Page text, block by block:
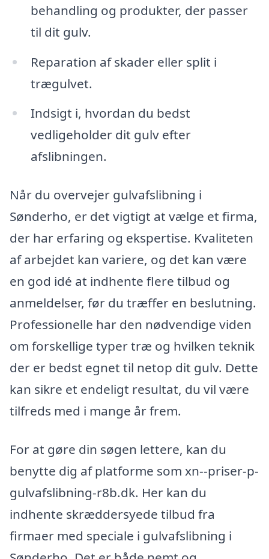
behandling og produkter, der passer
til dit gulv.
Reparation af skader eller split i
trægulvet.
Indsigt i, hvordan du bedst
vedligeholder dit gulv efter
afslibningen.
Når du overvejer gulvafslibning i
Sønderho, er det vigtigt at vælge et firma,
der har erfaring og ekspertise. Kvaliteten
af arbejdet kan variere, og det kan være
en god idé at indhente flere tilbud og
anmeldelser, før du træffer en beslutning.
Professionelle har den nødvendige viden
om forskellige typer træ og hvilken teknik
der er bedst egnet til netop dit gulv. Dette
kan sikre et endeligt resultat, du vil være
tilfreds med i mange år frem.
For at gøre din søgen lettere, kan du
benytte dig af platforme som xn--priser-p-
gulvafslibning-r8b.dk. Her kan du
indhente skræddersyede tilbud fra
firmaer med speciale i gulvafslibning i